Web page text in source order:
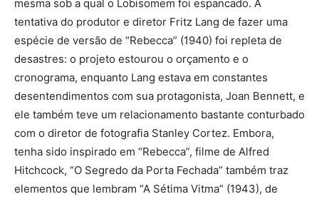
mesma sob a qual o Lobisomem foi espancado. A
tentativa do produtor e diretor Fritz Lang de fazer uma
espécie de versão de “Rebecca” (1940) foi repleta de
desastres: o projeto estourou o orçamento e o
cronograma, enquanto Lang estava em constantes
desentendimentos com sua protagonista, Joan Bennett, e
ele também teve um relacionamento bastante conturbado
com o diretor de fotografia Stanley Cortez. Embora,
tenha sido inspirado em “Rebecca”, filme de Alfred
Hitchcock, “O Segredo da Porta Fechada” também traz
elementos que lembram “A Sétima Vitma” (1943), de